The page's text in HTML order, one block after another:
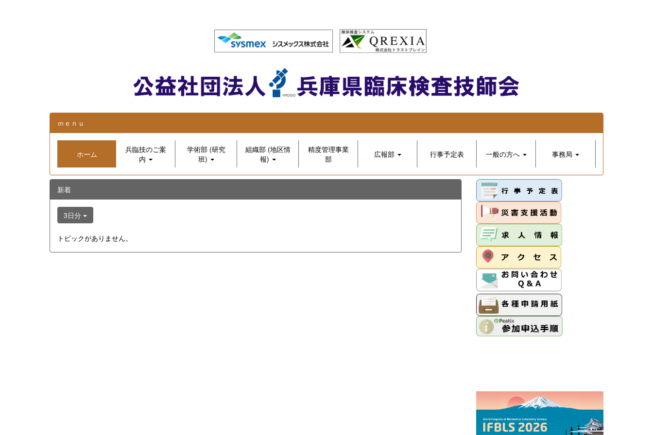
ｍｅｎｕ
ホーム
兵臨技のご案
内
学術部 (研究
班)
組織部 (地区情
報)
精度管理事業
部
広報部 行事予定表 一般の方へ 事務局
新着
3日分
トピックがありません。